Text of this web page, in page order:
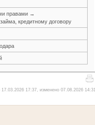
правами →
кредитному договору
17.03.2026 17:37, изменено 07.08.2026 14:31